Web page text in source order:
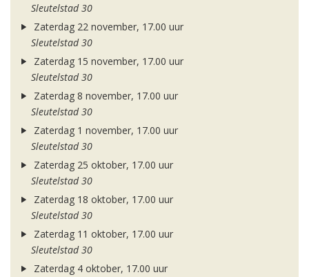
Sleutelstad 30
Zaterdag 22 november, 17.00 uur
Sleutelstad 30
Zaterdag 15 november, 17.00 uur
Sleutelstad 30
Zaterdag 8 november, 17.00 uur
Sleutelstad 30
Zaterdag 1 november, 17.00 uur
Sleutelstad 30
Zaterdag 25 oktober, 17.00 uur
Sleutelstad 30
Zaterdag 18 oktober, 17.00 uur
Sleutelstad 30
Zaterdag 11 oktober, 17.00 uur
Sleutelstad 30
Zaterdag 4 oktober, 17.00 uur